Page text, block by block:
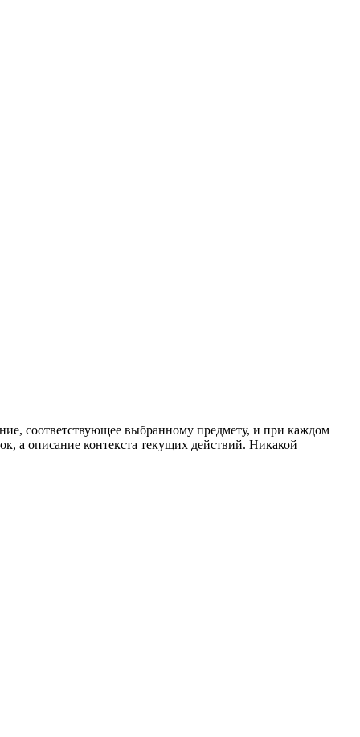
соответствующее выбранному предмету, и при каждом
а описание контекста текущих действий. Никакой